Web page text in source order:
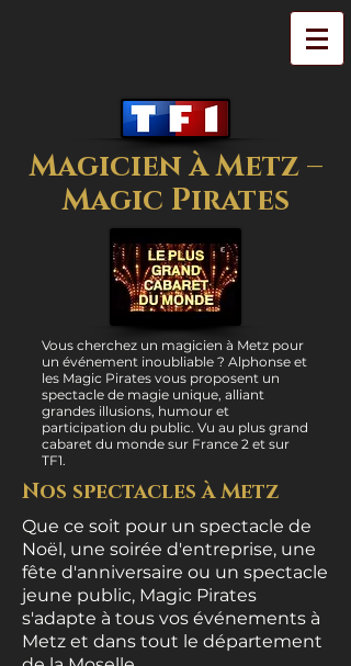
Magicien à Metz –
Magic Pirates
Vous cherchez un magicien à Metz pour
un événement inoubliable ? Alphonse et
les Magic Pirates vous proposent un
spectacle de magie unique, alliant
grandes illusions, humour et
participation du public. Vu au plus grand
cabaret du monde sur France 2 et sur
TF1.
Nos spectacles à Metz
Que ce soit pour un spectacle de
Noël, une soirée d'entreprise, une
fête d'anniversaire ou un spectacle
jeune public, Magic Pirates
s'adapte à tous vos événements à
Metz et dans tout le département